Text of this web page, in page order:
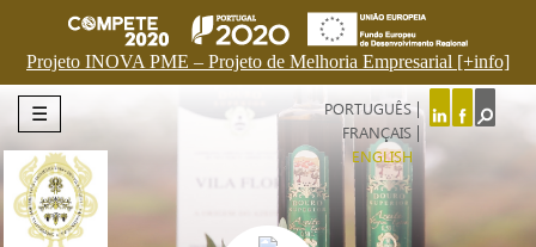
Projeto INOVA PME – Projeto de Melhoria Empresarial [+info]
PORTUGUÊS
FRANÇAIS
ENGLISH
☰